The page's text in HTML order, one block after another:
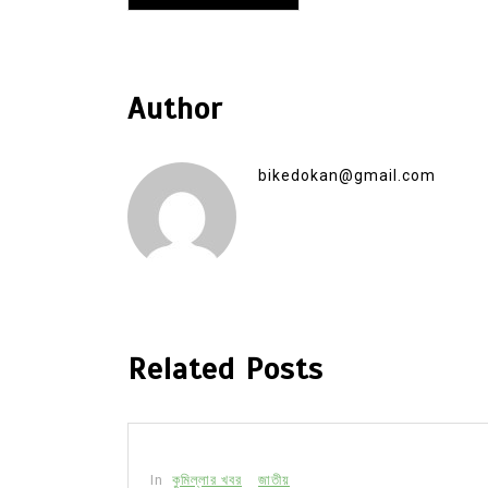
Author
bikedokan@gmail.com
Related Posts
In কুমিল্লার খবর জাতীয়